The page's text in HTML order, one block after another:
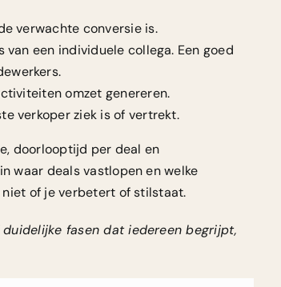
verwachte conversie is.
een individuele collega. Een goed
omzet genereren.
verkoper ziek is of vertrekt.
doorlooptijd per deal en
waar deals vastlopen en welke
of je verbetert of stilstaat.
fasen dat iedereen begrijpt,